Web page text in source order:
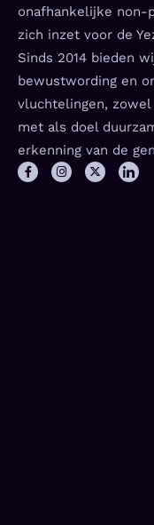
onafhankelijke non-
zich inzet voor de
Sinds 2014 bieden
bewustwording en
vluchtelingen,
met als doel
erkenning van de